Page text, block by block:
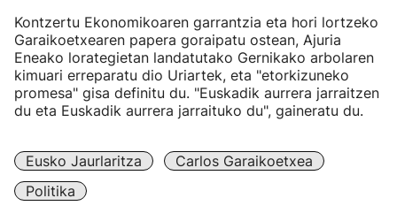
Kontzertu Ekonomikoaren garrantzia eta hori lortzeko
Garaikoetxearen papera goraipatu ostean, Ajuria
Eneako lorategietan landatutako Gernikako arbolaren
kimuari erreparatu dio Uriartek, eta "etorkizuneko
promesa" gisa definitu du. "Euskadik aurrera jarraitzen
du eta Euskadik aurrera jarraituko du", gaineratu du.
Eusko Jaurlaritza
Carlos Garaikoetxea
Politika